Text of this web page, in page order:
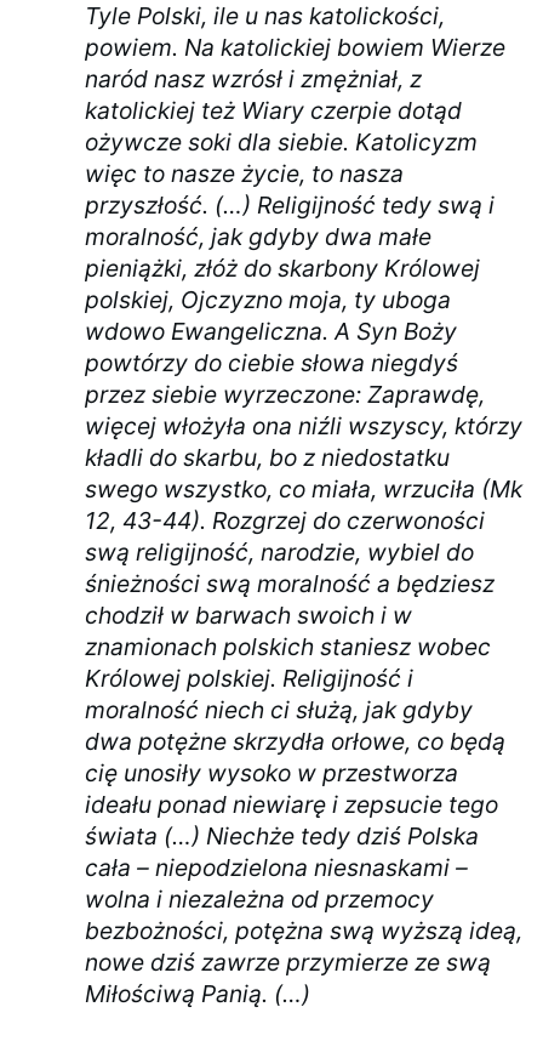
Tyle Polski, ile u nas katolickości,
powiem. Na katolickiej bowiem Wierze
naród nasz wzrósł i zmężniał, z
katolickiej też Wiary czerpie dotąd
ożywcze soki dla siebie. Katolicyzm
więc to nasze życie, to nasza
przyszłość. (…) Religijność tedy swą i
moralność, jak gdyby dwa małe
pieniążki, złóż do skarbony Królowej
polskiej, Ojczyzno moja, ty uboga
wdowo Ewangeliczna. A Syn Boży
powtórzy do ciebie słowa niegdyś
przez siebie wyrzeczone: Zaprawdę,
więcej włożyła ona niźli wszyscy, którzy
kładli do skarbu, bo z niedostatku
swego wszystko, co miała, wrzuciła (Mk
12, 43-44). Rozgrzej do czerwoności
swą religijność, narodzie, wybiel do
śnieżności swą moralność a będziesz
chodził w barwach swoich i w
znamionach polskich staniesz wobec
Królowej polskiej. Religijność i
moralność niech ci służą, jak gdyby
dwa potężne skrzydła orłowe, co będą
cię unosiły wysoko w przestworza
ideału ponad niewiarę i zepsucie tego
świata (…) Niechże tedy dziś Polska
cała – niepodzielona niesnaskami –
wolna i niezależna od przemocy
bezbożności, potężna swą wyższą ideą,
nowe dziś zawrze przymierze ze swą
Miłościwą Panią. (…)